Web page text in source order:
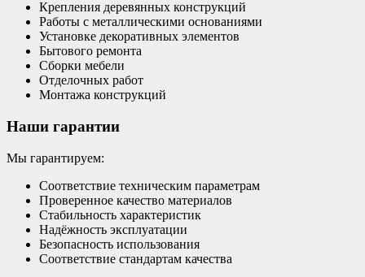
Крепления деревянных конструкций
Работы с металлическими основаниями
Установке декоративных элементов
Бытового ремонта
Сборки мебели
Отделочных работ
Монтажа конструкций
Наши гарантии
Мы гарантируем:
Соответствие техническим параметрам
Проверенное качество материалов
Стабильность характеристик
Надёжность эксплуатации
Безопасность использования
Соответствие стандартам качества